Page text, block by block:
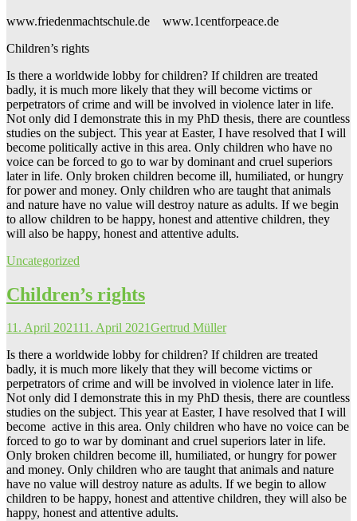
www.friedenmachtschule.de www.1centforpeace.de
Children’s rights
Is there a worldwide lobby for children? If children are treated
badly, it is much more likely that they will become victims or
perpetrators of crime and will be involved in violence later in life.
Not only did I demonstrate this in my PhD thesis, there are countless
studies on the subject. This year at Easter, I have resolved that I will
become politically active in this area. Only children who have no
voice can be forced to go to war by dominant and cruel superiors
later in life. Only broken children become ill, humiliated, or hungry
for power and money. Only children who are taught that animals
and nature have no value will destroy nature as adults. If we begin
to allow children to be happy, honest and attentive children, they
will also be happy, honest and attentive adults.
Uncategorized
Children’s rights
11. April 202111. April 2021Gertrud Müller
Is there a worldwide lobby for children? If children are treated
badly, it is much more likely that they will become victims or
perpetrators of crime and will be involved in violence later in life.
Not only did I demonstrate this in my PhD thesis, there are countless
studies on the subject. This year at Easter, I have resolved that I will
become active in this area. Only children who have no voice can be
forced to go to war by dominant and cruel superiors later in life.
Only broken children become ill, humiliated, or hungry for power
and money. Only children who are taught that animals and nature
have no value will destroy nature as adults. If we begin to allow
children to be happy, honest and attentive children, they will also be
happy, honest and attentive adults.